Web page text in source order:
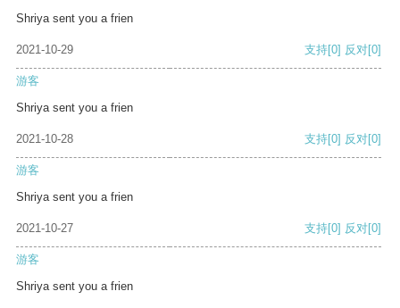
Shriya sent you a frien
2021-10-29 支持[0] 反对[0]
游客
Shriya sent you a frien
2021-10-28 支持[0] 反对[0]
游客
Shriya sent you a frien
2021-10-27 支持[0] 反对[0]
游客
Shriya sent you a frien